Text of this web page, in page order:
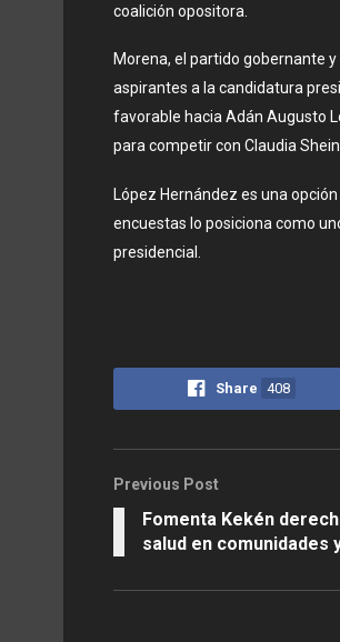
coalición opositora.
Morena, el partido gobernante
aspirantes a la candidatura
favorable hacia Adán Augusto
para competir con Claudia
López Hernández es una
encuestas lo posiciona como
presidencial.
Share 408
Previous Post
Fomenta Kekén
salud en comunidades